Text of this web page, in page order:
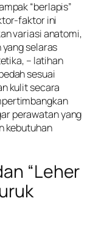
“berlapis”
faktor ini
variasi anatomi,
selaras
– latihan
sesuai
kulit secara
perawatan yang
kebutuhan
“Leher